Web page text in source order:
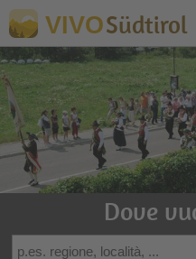
VIVOSüdtirol
Dove